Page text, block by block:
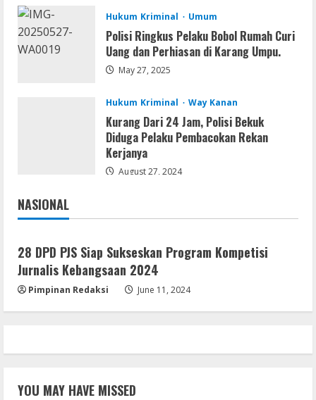
VL
Office 2024 Mondo Lite Installer EXE
Account-Free Setup Frее Download
To𝚛rent
August 5, 2026
Remux
OK! Madam: Bon Voyage 2026 Pre-
DVDRip Updated Audio Magnet
5
VL
Crack English (To𝚛𝚛еnt)
August 5, 2026
Hukum Kriminal Umum
Polisi Ringkus Pelaku Bobol Rumah Curi
Uang dan Perhiasan di Karang Umpu.
May 27, 2025
Hukum Kriminal Way Kanan
Kurang Dari 24 Jam, Polisi Bekuk
Diduga Pelaku Pembacokan Rekan
Kerjanya
August 27, 2024
NASIONAL
Jakarta
28 DPD PJS Siap Sukseskan Program Kompetisi
Jurnalis Kebangsaan 2024
Pimpinan Redaksi June 11, 2024
YOU MAY HAVE MISSED